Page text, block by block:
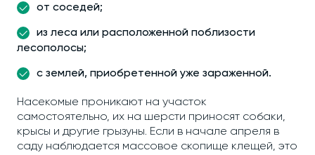
от соседей;
из леса или расположенной поблизости
лесополосы;
с землей, приобретенной уже зараженной.
Насекомые проникают на участок
самостоятельно, их на шерсти приносят собаки,
крысы и другие грызуны. Если в начале апреля в
саду наблюдается массовое скопище клещей, это